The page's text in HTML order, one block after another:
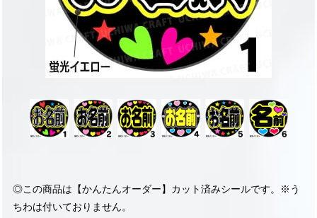
◎この商品は【かんたんオーダー】カット済みシールです。※う
ちわは付いておりません。